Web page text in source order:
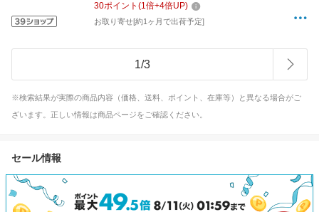
30ポイント (1倍+4倍UP)
お取り寄せ[約1ヶ月で出荷予定]
1/3
※検索結果が実際の商品内容（価格、送料、ポイント、在庫等）と異なる場合がご
ざいます。正しい情報は商品ページをご確認ください。
セール情報